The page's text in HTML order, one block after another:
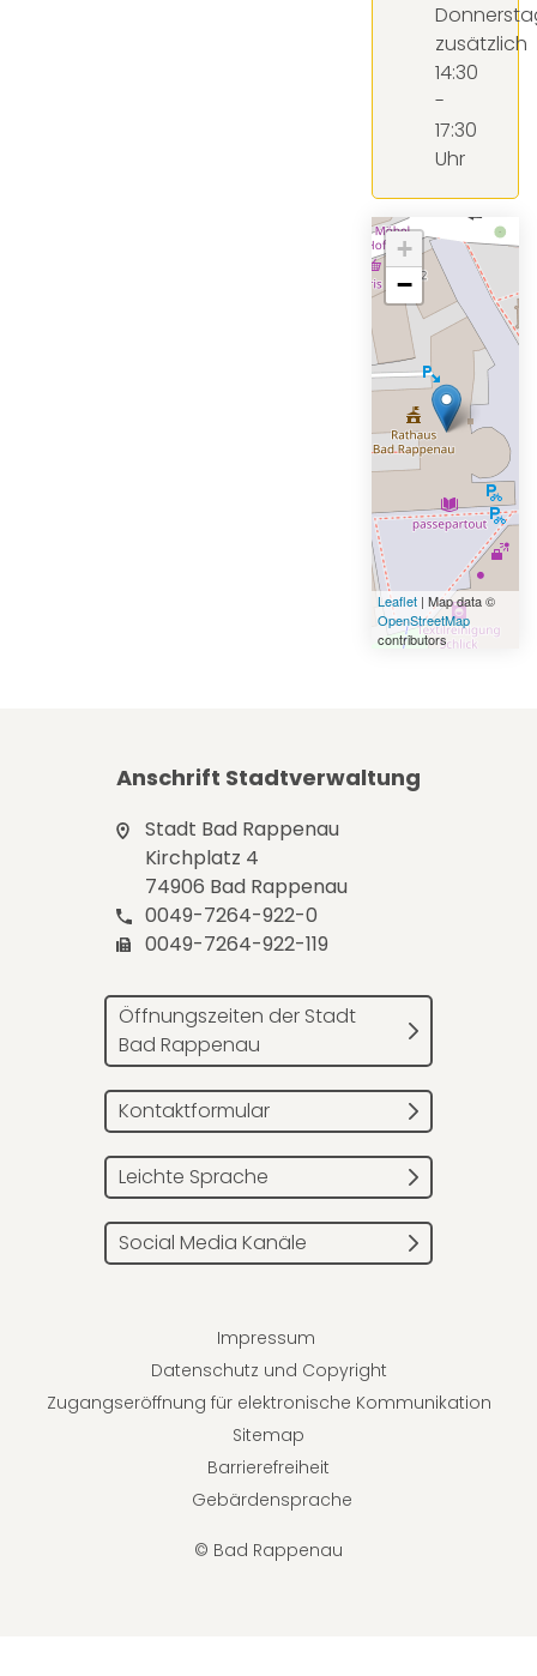
zusätzlich
14:30
-
17:30
Uhr
+
−
Leaflet| Map data ©
OpenStreetMap
contributors
Anschrift Stadtverwaltung
Stadt Bad Rappenau
Kirchplatz 4
74906 Bad Rappenau
0049-7264-922-0
0049-7264-922-119
Öffnungszeiten der Stadt
Bad Rappenau
Kontaktformular
Leichte Sprache
Social Media Kanäle
© Bad Rappenau
Impressum
Datenschutz und Copyright
Zugangseröffnung für elektronische Kommunikation
Sitemap
Barrierefreiheit
Gebärdensprache